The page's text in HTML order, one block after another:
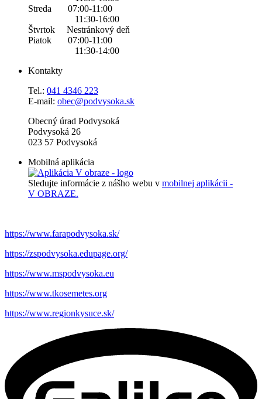
Streda 07:00-11:00
11:30-16:00
Štvrtok Nestránkový deň
Piatok 07:00-11:00
11:30-14:00
Kontakty
Tel.: 041 4346 223
E-mail: obec@podvysoka.sk
Obecný úrad Podvysoká
Podvysoká 26
023 57 Podvysoká
Mobilná aplikácia
Sledujte informácie z nášho webu v mobilnej aplikácii -
V OBRAZE.
https://www.farapodvysoka.sk/
https://zspodvysoka.edupage.org/
https://www.mspodvysoka.eu
https://www.tkosemetes.org
https://www.regionkysuce.sk/